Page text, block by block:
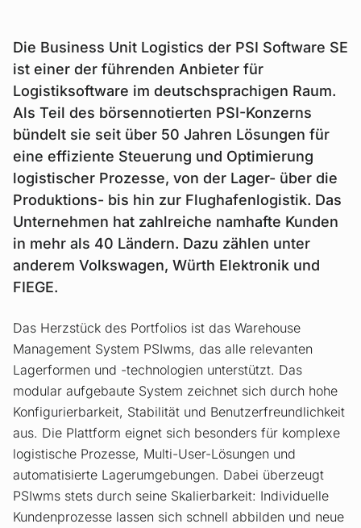
Die Business Unit Logistics der PSI Software SE
ist einer der führenden Anbieter für
Logistiksoftware im deutschsprachigen Raum.
Als Teil des börsennotierten PSI-Konzerns
bündelt sie seit über 50 Jahren Lösungen für
eine effiziente Steuerung und Optimierung
logistischer Prozesse, von der Lager- über die
Produktions- bis hin zur Flughafenlogistik. Das
Unternehmen hat zahlreiche namhafte Kunden
in mehr als 40 Ländern. Dazu zählen unter
anderem Volkswagen, Würth Elektronik und
FIEGE.
Das Herzstück des Portfolios ist das Warehouse
Management System PSIwms, das alle relevanten
Lagerformen und -technologien unterstützt. Das
modular aufgebaute System zeichnet sich durch hohe
Konfigurierbarkeit, Stabilität und Benutzer­freundlichkeit
aus. Die Plattform eignet sich besonders für komplexe
logistische Prozesse, Multi-User-Lösungen und
automatisierte Lagerumgebungen. Dabei überzeugt
PSIwms stets durch seine Skalierbarkeit: Individuelle
Kunden­prozesse lassen sich schnell abbilden und neue